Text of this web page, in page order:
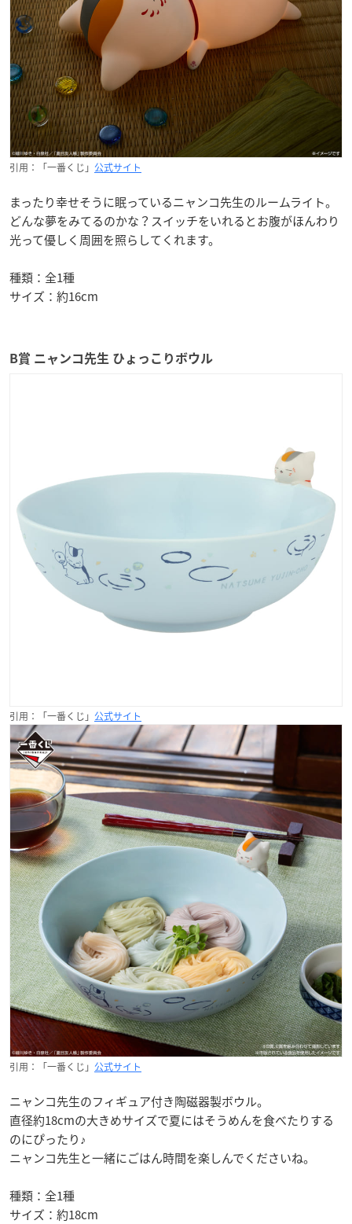
引用：「一番くじ」 公式サイト
まったり幸せそうに眠っているニャンコ先生のルームライト。
どんな夢をみてるのかな？スイッチをいれるとお腹がほんわり
光って優しく周囲を照らしてくれます。
種類：全1種
サイズ：約16cm
B賞 ニャンコ先生 ひょっこりボウル
引用：「一番くじ」 公式サイト
引用：「一番くじ」 公式サイト
ニャンコ先生のフィギュア付き陶磁器製ボウル。
直径約18cmの大きめサイズで夏にはそうめんを食べたりする
のにぴったり♪
ニャンコ先生と一緒にごはん時間を楽しんでくださいね。
種類：全1種
サイズ：約18cm